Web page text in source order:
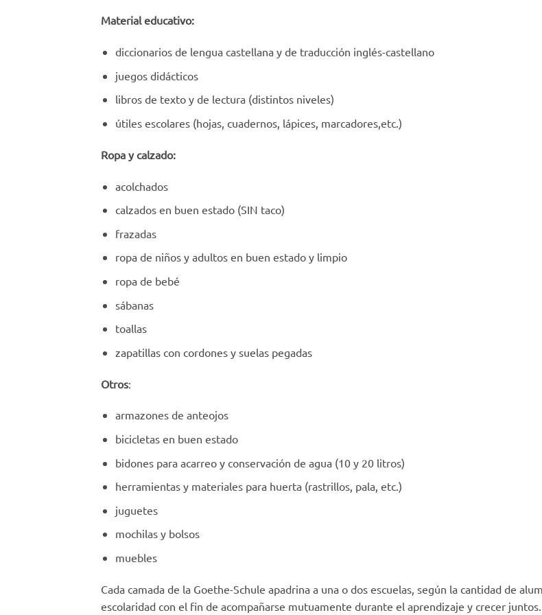
Material educativo:
diccionarios de lengua castellana y de traducción inglés-castellano
juegos didácticos
libros de texto y de lectura (distintos niveles)
útiles escolares (hojas, cuadernos, lápices, marcadores,etc.)
Ropa y calzado:
acolchados
calzados en buen estado (SIN taco)
frazadas
ropa de niños y adultos en buen estado y limpio
ropa de bebé
sábanas
toallas
zapatillas con cordones y suelas pegadas
Otros:
armazones de anteojos
bicicletas en buen estado
bidones para acarreo y conservación de agua (10 y 20 litros)
herramientas y materiales para huerta (rastrillos, pala, etc.)
juguetes
mochilas y bolsos
muebles
Cada camada de la Goethe-Schule apadrina a una o dos escuelas, según la cantidad de
escolaridad con el fin de acompañarse mutuamente durante el aprendizaje y crecer juntos.